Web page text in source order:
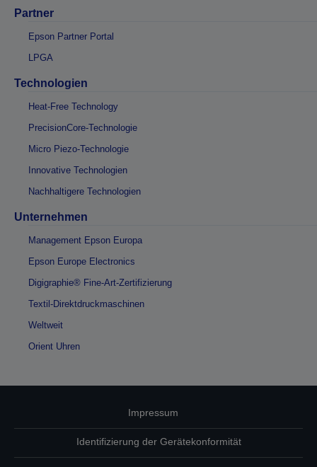
Partner
Epson Partner Portal
LPGA
Technologien
Heat-Free Technology
PrecisionCore-Technologie
Micro Piezo-Technologie
Innovative Technologien
Nachhaltigere Technologien
Unternehmen
Management Epson Europa
Epson Europe Electronics
Digigraphie® Fine-Art-Zertifizierung
Textil-Direktdruckmaschinen
Weltweit
Orient Uhren
Impressum
Identifizierung der Gerätekonformität